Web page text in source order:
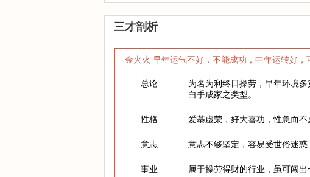
三才剖析
金火火 早年运气不好，不能成功，中年运转好，
总论
为名为利终日操劳，早年环境
白手成家之类型。
性格 爱慕虚荣，好大喜功，性急而
意志 意志不够坚定，容易受世俗迷惑
事业 属于操劳得财的行业，虽可闯